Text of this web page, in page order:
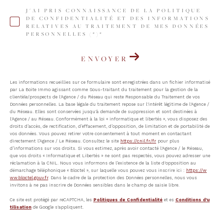
J'AI PRIS CONNAISSANCE DE LA POLITIQUE
DE CONFIDENTIALITÉ ET DES INFORMATIONS
RELATIVES AU TRAITEMENT DE MES DONNÉES
PERSONNELLES (*)*
ENVOYER
Les informations recueillies sur ce formulaire sont enregistrées dans un fichier informatisé
par La Boite Immo agissant comme Sous-traitant du traitement pour la gestion de la
clientèle/prospects de l'Agence / du Réseau qui reste Responsable du Traitement de vos
Données personnelles. La base légale du traitement repose sur l'intérêt légitime de l'Agence /
du Réseau. Elles sont conservées jusqu'à demande de suppression et sont destinées à
l'Agence / au Réseau. Conformément à la loi « informatique et libertés », vous disposez des
droits d’accès, de rectification, d’effacement, d’opposition, de limitation et de portabilité de
vos données. Vous pouvez retirer votre consentement à tout moment en contactant
directement l’Agence / Le Réseau. Consultez le site https://cnil.fr/fr pour plus
d’informations sur vos droits. Si vous estimez, après avoir contacté l'Agence / le Réseau,
que vos droits « Informatique et Libertés » ne sont pas respectés, vous pouvez adresser une
réclamation à la CNIL. Nous vous informons de l’existence de la liste d'opposition au
démarchage téléphonique « Bloctel », sur laquelle vous pouvez vous inscrire ici : https://w
ww.bloctel.gouv.fr. Dans le cadre de la protection des Données personnelles, nous vous
invitons à ne pas inscrire de Données sensibles dans le champ de saisie libre.
Ce site est protégé par reCAPTCHA, les Politiques de Confidentialité et es Conditions d'u
tilisation de Google s'appliquent.